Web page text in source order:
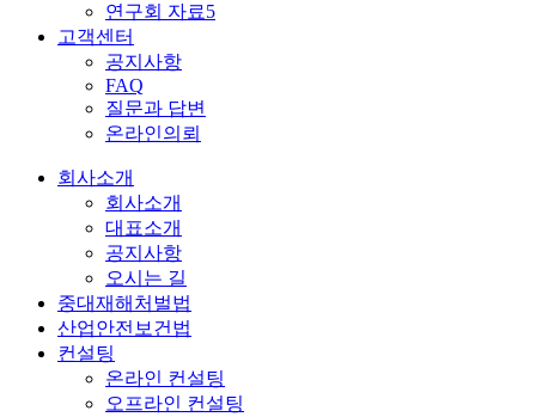
연구회 자료5
고객센터
공지사항
FAQ
질문과 답변
온라인의뢰
회사소개
회사소개
대표소개
공지사항
오시는 길
중대재해처벌법
산업안전보건법
컨설팅
온라인 컨설팅
오프라인 컨설팅